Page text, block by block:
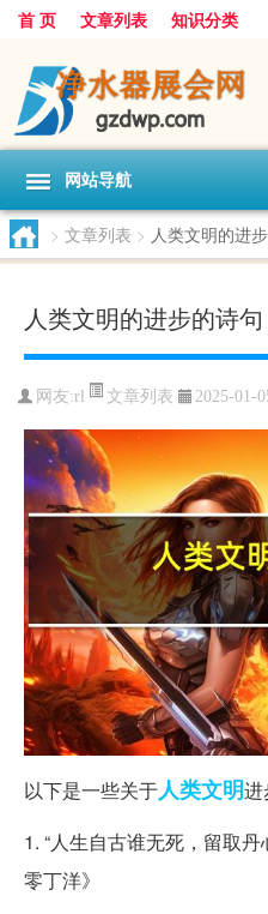
首 页 文章列表 知识分类
网站导航
> 文章列表 > 人类文明的进
人类文明的进步的诗句
网友:rl 文章列表 2025-01-
以下是一些关于人类文明进
1. “人生自古谁无死，留取
零丁洋》